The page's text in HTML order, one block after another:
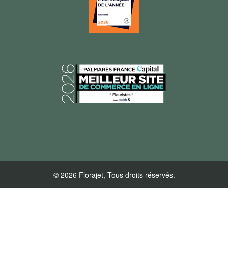
© 2026 Florajet, Tous droits réservés.